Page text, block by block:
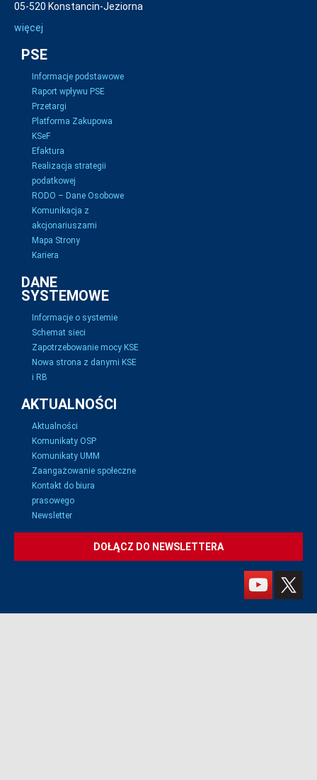
05-520 Konstancin-Jeziorna
więcej
PSE
Informacje podstawowe
Raport wpływu PSE
Przetargi
Platforma Zakupowa
KSeF
Efaktura
Realizacja strategii
podatkowej
RODO – Dane Osobowe
Komunikacja z
akcjonariuszami
Mapa Strony
Kariera
DANE
SYSTEMOWE
Informacje o systemie
Schemat sieci
Zapotrzebowanie mocy KSE
Nowa strona z danymi KSE
i RB
AKTUALNOŚCI
Aktualności
Komunikaty OSP
Komunikaty UMM
Zaangażowanie społeczne
Kontakt do biura
prasowego
Newsletter
DOŁĄCZ DO NEWSLETTERA